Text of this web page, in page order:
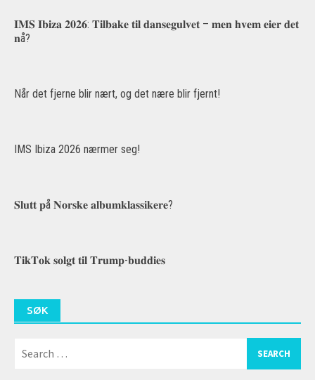
𝐈𝐌𝐒 𝐈𝐛𝐢𝐳𝐚 𝟐𝟎𝟐𝟔: 𝐓𝐢𝐥𝐛𝐚𝐤𝐞 𝐭𝐢𝐥 𝐝𝐚𝐧𝐬𝐞𝐠𝐮𝐥𝐯𝐞𝐭 – 𝐦𝐞𝐧 𝐡𝐯𝐞𝐦 𝐞𝐢𝐞𝐫 𝐝𝐞𝐭
𝐧å?
Når det fjerne blir nært, og det nære blir fjernt!
IMS Ibiza 2026 nærmer seg!
𝐒𝐥𝐮𝐭𝐭 𝐩å 𝐍𝐨𝐫𝐬𝐤𝐞 𝐚𝐥𝐛𝐮𝐦𝐤𝐥𝐚𝐬𝐬𝐢𝐤𝐞𝐫𝐞?
𝐓𝐢𝐤𝐓𝐨𝐤 𝐬𝐨𝐥𝐠𝐭 𝐭𝐢𝐥 𝐓𝐫𝐮𝐦𝐩-𝐛𝐮𝐝𝐝𝐢𝐞𝐬
SØK
for: